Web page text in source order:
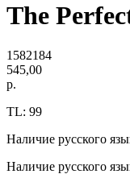
The
1582184
545,00
р.
TL: 99
Наличие русского
Наличие русского